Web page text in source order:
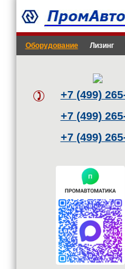
Оборудование Лизинг
+7 (499)
+7 (499)
+7 (499)